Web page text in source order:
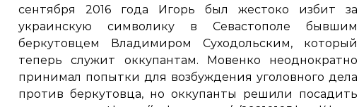
сентября 2016 года Игорь был жестоко избит за
украинскую символику в Севастополе бывшим
беркутовцем Владимиром Суходольским, который
теперь служит оккупантам. Мовенко неоднократно
принимал попытки для возбуждения уголовного дела
против беркутовца, но оккупанты решили посадить